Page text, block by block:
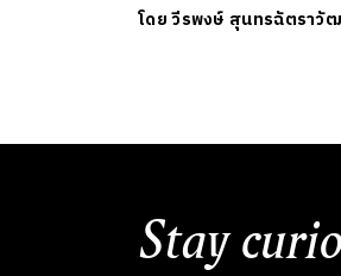
โดยวีรพงษ์ สุนทรฉัตราวั
Stay